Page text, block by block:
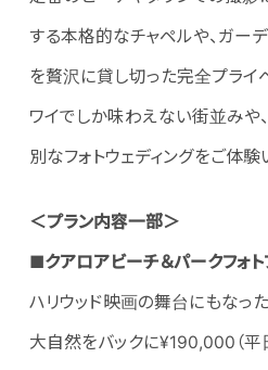
する本格的なチャペルや、ガー
を贅沢に貸し切った完全プライ
ワイでしか味わえない街並みや
別なフォトウェディングをご体験
＜プラン内容一部＞
■クアロアビーチ＆パークフォト
ハリウッド映画の舞台にもなっ
大自然をバックに¥190,000（平